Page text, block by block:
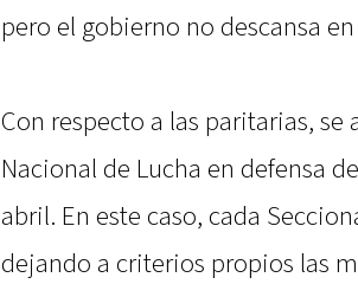
pero el gobierno no descansa
Con respecto a las paritarias,
Nacional de Lucha en defensa
abril. En este caso, cada
dejando a criterios propios las